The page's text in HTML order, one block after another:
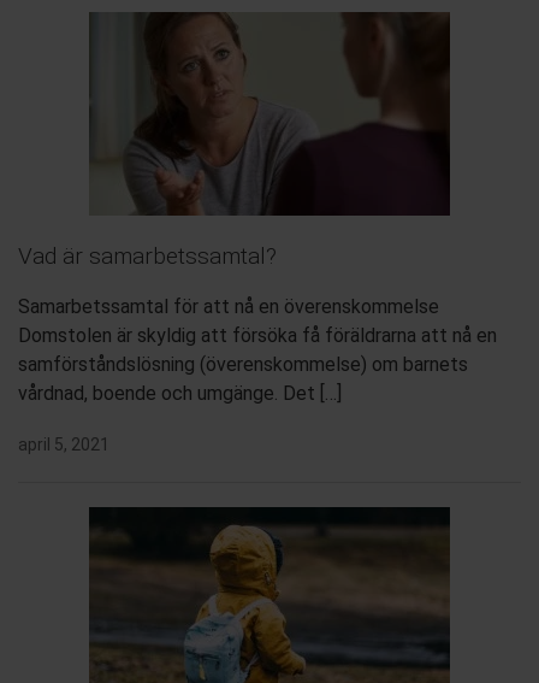
Vad är samarbetssamtal?
Samarbetssamtal för att nå en överenskommelse
Domstolen är skyldig att försöka få föräldrarna att nå en
samförståndslösning (överenskommelse) om barnets
vårdnad, boende och umgänge. Det […]
april 5, 2021